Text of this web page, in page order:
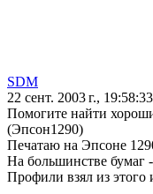
SDM
22 сент. 2003 г., 19:58:33
Помогите найти
(Эпсон1290)
Печатаю на Эпсоне
На большинстве бумаг
Профили взял из этого